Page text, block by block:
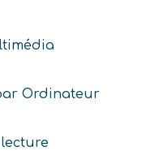
Ordinateur